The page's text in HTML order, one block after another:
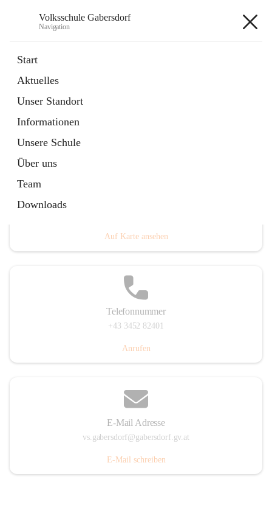
Volksschule Gabersdorf
Navigation
Start
Aktuelles
Unser Standort
Informationen
Unsere Schule
Über uns
Team
Downloads
Artikel
in
Tab
Auf Karte ansehen
Telefonnummer
+43 3452 82401
Anrufen
E-Mail Adresse
vs.gabersdorf@gabersdorf.gv.at
E-Mail schreiben